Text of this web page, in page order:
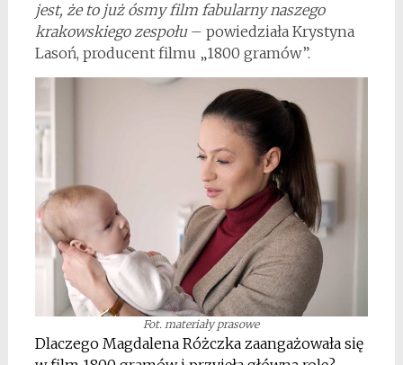
jest, że to już ósmy film fabularny naszego
krakowskiego zespołu– powiedziała Krystyna
Lasoń, producent filmu „1800 gramów”.
Fot. materiały prasowe
Dlaczego Magdalena Różczka zaangażowała się